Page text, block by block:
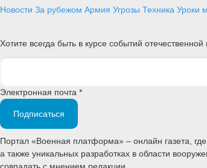
Новости За рубежом Армия Угрозы Техника Уроки
Хотите всегда быть в курсе событий
Электронная почта *
Подписаться
Портал «Военная платформа» – онлайн газета,
а также уникальных разработках в области
совпадать с мнением редакции.